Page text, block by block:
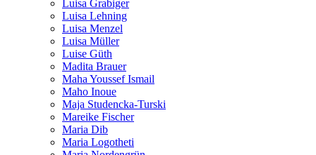
Luisa Grabiger
Luisa Lehning
Luisa Menzel
Luisa Müller
Luise Güth
Madita Brauer
Maha Youssef Ismail
Maho Inoue
Maja Studencka-Turski
Mareike Fischer
Maria Dib
Maria Logotheti